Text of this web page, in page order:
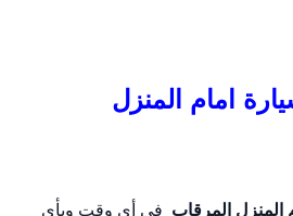
امام المنزل
المنزل المرقاب في أي وقت وبأي